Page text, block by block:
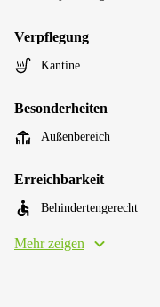
Verpflegung
Kantine
Besonderheiten
Außenbereich
Erreichbarkeit
Behindertengerecht
Mehr zeigen